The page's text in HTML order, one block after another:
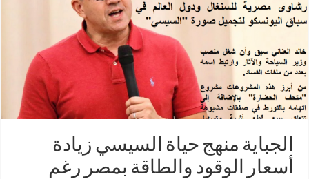
الجباية منهج حياة السيسي زيادة
أسعار الوقود والطاقة بمصر رغم